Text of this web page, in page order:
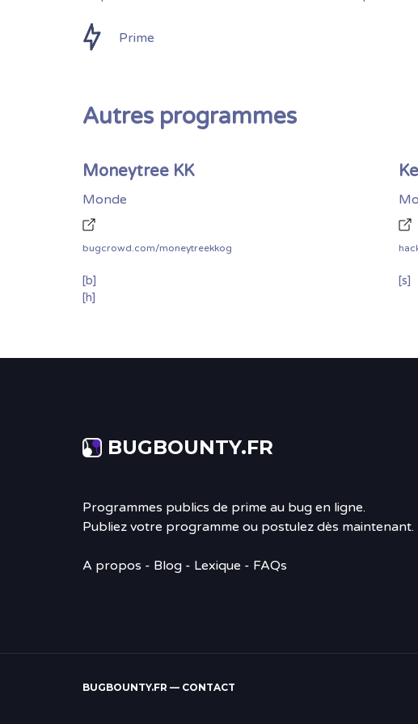
Prime
Autres programmes
Moneytree KK
Monde
bugcrowd.com/moneytreekkog
[b]
[h]
[s]
BUGBOUNTY.FR
Programmes publics de prime au bug en ligne.
Publiez votre programme ou postulez dès maintenant.
A propos - Blog - Lexique - FAQs
BUGBOUNTY.FR — CONTACT